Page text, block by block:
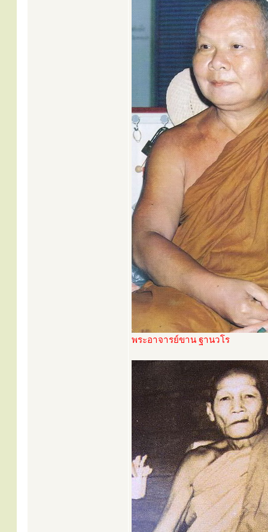
พระอาจารย์ขาน ฐานวโร